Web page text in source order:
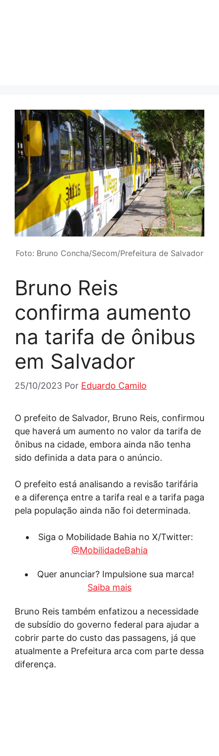
Foto: Bruno Concha/Secom/Prefeitura de Salvador
Bruno Reis
confirma aumento
na tarifa de ônibus
em Salvador
25/10/2023 Por Eduardo Camilo
O prefeito de Salvador, Bruno Reis, confirmou
que haverá um aumento no valor da tarifa de
ônibus na cidade, embora ainda não tenha
sido definida a data para o anúncio.
O prefeito está analisando a revisão tarifária
e a diferença entre a tarifa real e a tarifa paga
pela população ainda não foi determinada.
Siga o Mobilidade Bahia no X/Twitter:
@MobilidadeBahia
Quer anunciar? Impulsione sua marca!
Saiba mais
Bruno Reis também enfatizou a necessidade
de subsídio do governo federal para ajudar a
cobrir parte do custo das passagens, já que
atualmente a Prefeitura arca com parte dessa
diferença.